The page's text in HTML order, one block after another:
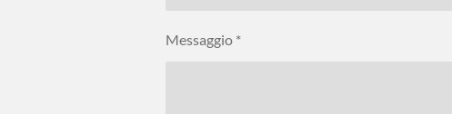
Messaggio *